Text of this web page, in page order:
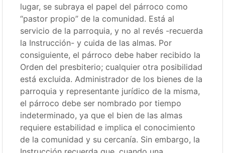
lugar, se subraya el papel del párroco como
“pastor propio” de la comunidad. Está al
servicio de la parroquia, y no al revés -recuerda
la Instrucción- y cuida de las almas. Por
consiguiente, el párroco debe haber recibido la
Orden del presbiterio; cualquier otra posibilidad
está excluida. Administrador de los bienes de la
parroquia y representante jurídico de la misma,
el párroco debe ser nombrado por tiempo
indeterminado, ya que el bien de las almas
requiere estabilidad e implica el conocimiento
de la comunidad y su cercanía. Sin embargo, la